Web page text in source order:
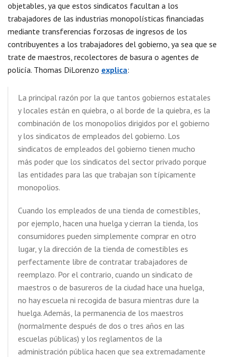
objetables, ya que estos sindicatos facultan a los
trabajadores de las industrias monopolísticas financiadas
mediante transferencias forzosas de ingresos de los
contribuyentes a los trabajadores del gobierno, ya sea que se
trate de maestros, recolectores de basura o agentes de
policía. Thomas DiLorenzo explica:
La principal razón por la que tantos gobiernos estatales
y locales están en quiebra, o al borde de la quiebra, es la
combinación de los monopolios dirigidos por el gobierno
y los sindicatos de empleados del gobierno. Los
sindicatos de empleados del gobierno tienen mucho
más poder que los sindicatos del sector privado porque
las entidades para las que trabajan son típicamente
monopolios.
Cuando los empleados de una tienda de comestibles,
por ejemplo, hacen una huelga y cierran la tienda, los
consumidores pueden simplemente comprar en otro
lugar, y la dirección de la tienda de comestibles es
perfectamente libre de contratar trabajadores de
reemplazo. Por el contrario, cuando un sindicato de
maestros o de basureros de la ciudad hace una huelga,
no hay escuela ni recogida de basura mientras dure la
huelga. Además, la permanencia de los maestros
(normalmente después de dos o tres años en las
escuelas públicas) y los reglamentos de la
administración pública hacen que sea extremadamente